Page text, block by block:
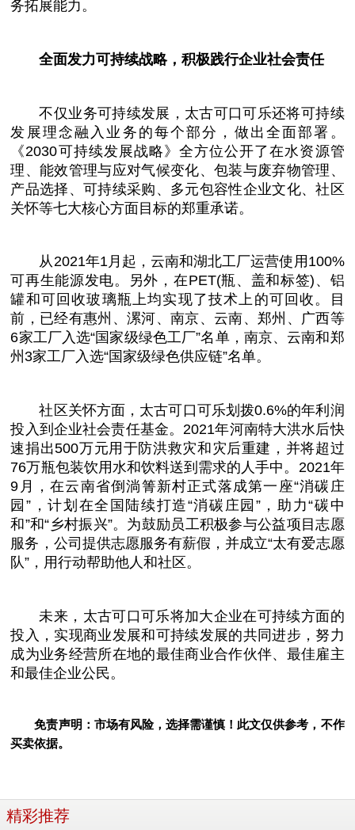
务拓展能力。
全面发力可持续战略，积极践行企业社会责任
不仅业务可持续发展，太古可口可乐还将可持续
发展理念融入业务的每个部分，做出全面部署。
《2030可持续发展战略》全方位公开了在水资源管
理、能效管理与应对气候变化、包装与废弃物管理、
产品选择、可持续采购、多元包容性企业文化、社区
关怀等七大核心方面目标的郑重承诺。
从2021年1月起，云南和湖北工厂运营使用100%
可再生能源发电。另外，在PET(瓶、盖和标签)、铝
罐和可回收玻璃瓶上均实现了技术上的可回收。目
前，已经有惠州、漯河、南京、云南、郑州、广西等
6家工厂入选“国家级绿色工厂”名单，南京、云南和郑
州3家工厂入选“国家级绿色供应链”名单。
社区关怀方面，太古可口可乐划拨0.6%的年利润
投入到企业社会责任基金。2021年河南特大洪水后快
速捐出500万元用于防洪救灾和灾后重建，并将超过
76万瓶包装饮用水和饮料送到需求的人手中。2021年
9月，在云南省倒淌箐新村正式落成第一座“消碳庄
园”，计划在全国陆续打造“消碳庄园”，助力“碳中
和”和“乡村振兴”。为鼓励员工积极参与公益项目志愿
服务，公司提供志愿服务有薪假，并成立“太有爱志愿
队”，用行动帮助他人和社区。
未来，太古可口可乐将加大企业在可持续方面的
投入，实现商业发展和可持续发展的共同进步，努力
成为业务经营所在地的最佳商业合作伙伴、最佳雇主
和最佳企业公民。
免责声明：市场有风险，选择需谨慎！此文仅供参考，不作
买卖依据。
精彩推荐